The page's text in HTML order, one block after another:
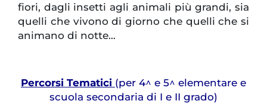
fiori, dagli insetti agli animali più grandi, sia
quelli che vivono di giorno che quelli che si
animano di notte…
Percorsi Tematici (per 4^ e 5^ elementare e
scuola secondaria di I e II grado)